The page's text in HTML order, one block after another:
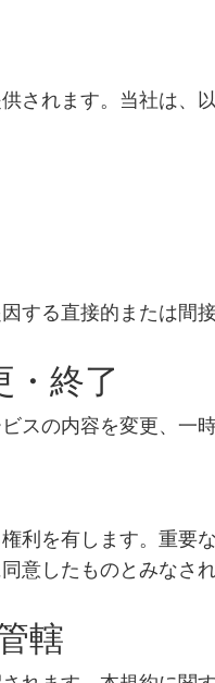
されます。当社は、
する直接的または間
・終了
スの内容を変更、一
利を有します。重要
意したものとみなされ
轄